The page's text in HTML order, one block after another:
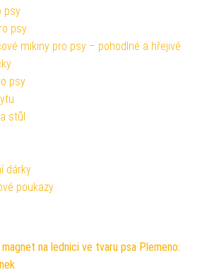
psy
psy
mikiny pro psy – pohodlné a hřejivé
psy
stůl
dárky
poukazy
magnet na lednici ve tvaru psa Plemeno: